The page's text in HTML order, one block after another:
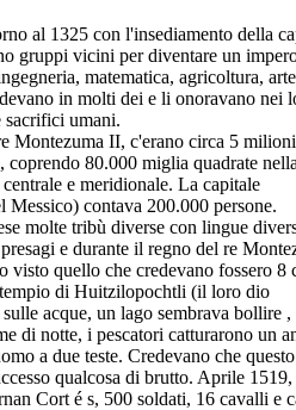
al 1325 con l'insediamento della
gruppi vicini per diventare un
matematica, agricoltura,
in molti dei e li onoravano nei
sacrifici umani.
Montezuma II, c'erano circa 5
coprendo 80.000 miglia quadrate
e meridionale. La capitale
contava 200.000 persone.
molte tribù diverse con lingue
e durante il regno del re
visto quello che credevano fossero 8
di Huitzilopochtli (il loro dio
acque, un lago sembrava bollire
di notte, i pescatori catturarono un
a due teste. Credevano che questo
qualcosa di brutto. Aprile
Cort é s, 500 soldati, 16 cavalli e